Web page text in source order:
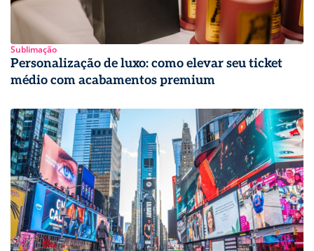
Sublimação
Personalização de luxo: como elevar seu ticket
médio com acabamentos premium